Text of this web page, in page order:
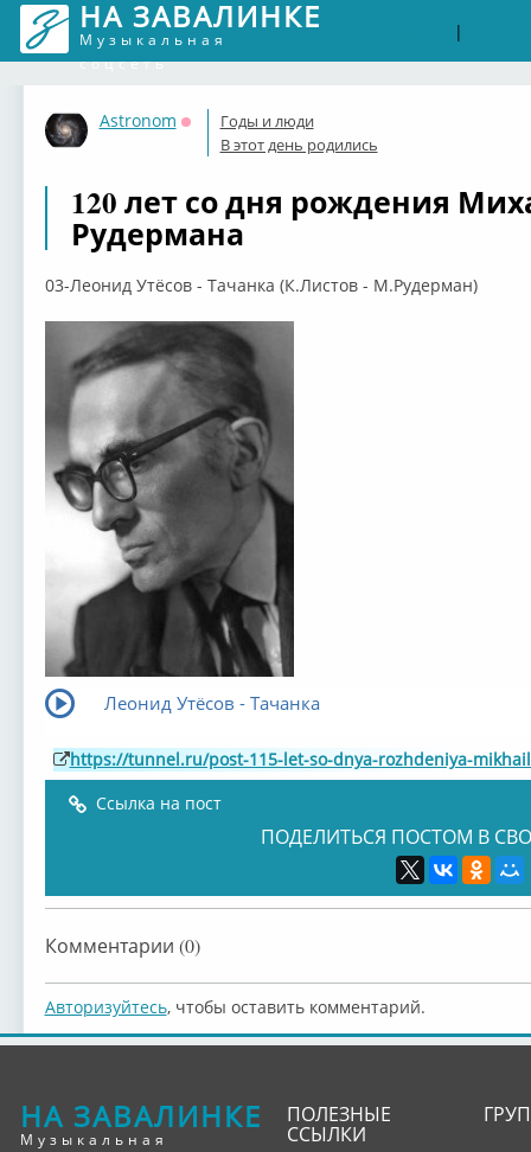
НА ЗАВАЛИНКЕ
Музыкальная
соцсеть
|
Astronom
Оффлайн
Годы и люди
В этот день родились
120 лет со дня рождения
Рудермана
03-Леонид Утёсов - Тачанка (К.Листов - М.Рудерман)
Леонид Утёсов - Тачанка
https://tunnel.ru/post-115-let-so-dnya-rozhdeniya-
Ссылка на пост
ПОДЕЛИТЬСЯ ПОСТОМ В
Комментарии (0)
Авторизуйтесь, чтобы оставить комментарий.
НА ЗАВАЛИНКЕ
Музыкальная
ПОЛЕЗНЫЕ
ССЫЛКИ